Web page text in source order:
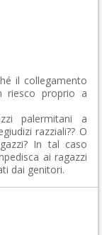
il collegamento
riesco proprio a
palermitani a
razziali?? O
In tal caso
ai ragazzi
dai genitori.